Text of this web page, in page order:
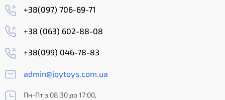
+38(097) 706-69-71
+38 (063) 602-88-08
+38(099) 046-78-83
admin@joytoys.com.ua
Пн-Пт з 08:30 до 17:00,